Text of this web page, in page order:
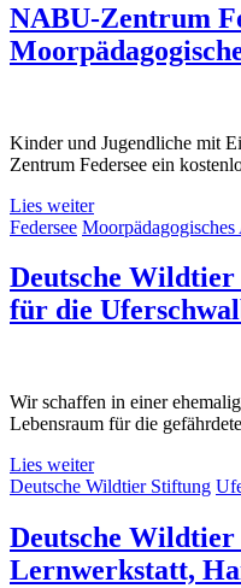
NABU-Zentrum
Kinder und Jugendliche mit
Zentrum Federsee ein
Lies weiter
Federsee
Deutsche
für die
Wir schaffen in einer
Lebensraum für die
Lies weiter
Deutsche Wildtier Stiftung
Deutsche
Lernwerkstatt,